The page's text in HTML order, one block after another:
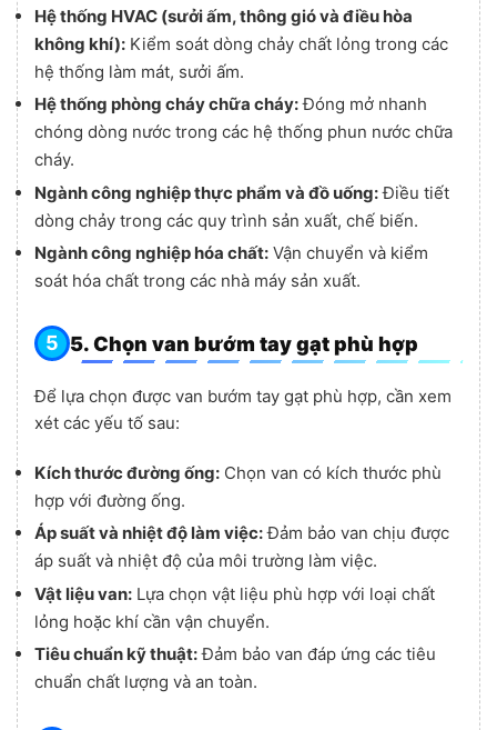
Hệ thống HVAC (sưởi ấm, thông gió và điều hòa
không khí): Kiểm soát dòng chảy chất lỏng trong các
hệ thống làm mát, sưởi ấm.
Hệ thống phòng cháy chữa cháy:Đóng mở nhanh
chóng dòng nước trong các hệ thống phun nước chữa
cháy.
Ngành công nghiệp thực phẩm và đồ uống:Điều tiết
dòng chảy trong các quy trình sản xuất, chế biến.
Ngành công nghiệp hóa chất: Vận chuyển và kiểm
soát hóa chất trong các nhà máy sản xuất.
5. Chọn van bướm tay gạt phù hợp
Để lựa chọn được van bướm tay gạt phù hợp, cần xem
xét các yếu tố sau:
Kích thước đường ống: Chọn van có kích thước phù
hợp với đường ống.
Áp suất và nhiệt độ làm việc:Đảm bảo van chịu được
áp suất và nhiệt độ của môi trường làm việc.
Vật liệu van: Lựa chọn vật liệu phù hợp với loại chất
lỏng hoặc khí cần vận chuyển.
Tiêu chuẩn kỹ thuật:Đảm bảo van đáp ứng các tiêu
chuẩn chất lượng và an toàn.